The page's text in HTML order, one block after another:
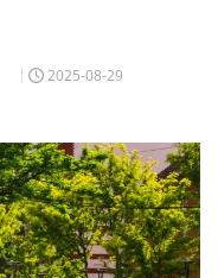
2025-08-29